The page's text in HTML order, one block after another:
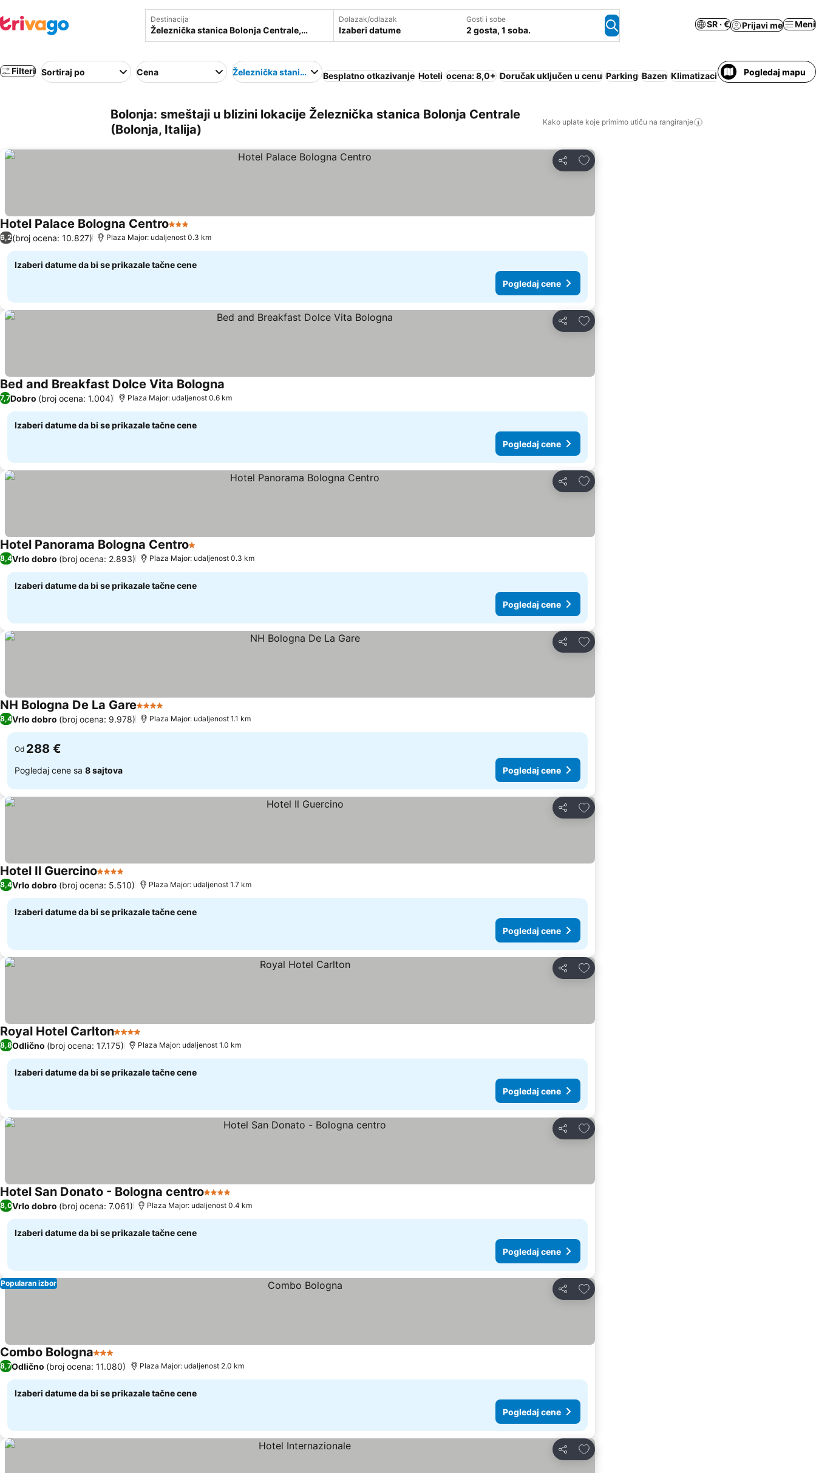
Destinacija Dolazak/odlazak
Izaberi datume
Gosti i sobe
2 gosta, 1 soba.
SR · € Prijavi me Meni
Filteri Sortiraj po Cena Železnička stanica Bolonja Centrale
Besplatno otkazivanje Hoteli ocena: 8,0+ Doručak uključen u cenu Parking Bazen Klimatizacija Apart hotel Nije
Pogledaj mapu
Bolonja: smeštaji u blizini lokacije Železnička stanica Bolonja Centrale
(Bolonja, Italija)
Kako uplate koje primimo utiču na rangiranje
Deli
Dodati u favorite
Hotel Palace Bologna Centro3 Zvezdice
6,2(broj ocena: 10.827) Plaza Major: udaljenost 0.3 km
Izaberi datume da bi se prikazale tačne cene
Pogledaj cene
Deli
Dodati u favorite
Bed and Breakfast Dolce Vita Bologna
7,7Dobro (broj ocena: 1.004) Plaza Major: udaljenost 0.6 km
Izaberi datume da bi se prikazale tačne cene
Pogledaj cene
Deli
Dodati u favorite
Hotel Panorama Bologna Centro1 Zvezdice
8,4Vrlo dobro (broj ocena: 2.893) Plaza Major: udaljenost 0.3 km
Izaberi datume da bi se prikazale tačne cene
Pogledaj cene
Deli
Dodati u favorite
NH Bologna De La Gare4 Zvezdice
8,4Vrlo dobro (broj ocena: 9.978) Plaza Major: udaljenost 1.1 km
Od 288 €
Pogledaj cene sa 8 sajtova Pogledaj cene
Deli
Dodati u favorite
Hotel Il Guercino4 Zvezdice
8,4Vrlo dobro (broj ocena: 5.510) Plaza Major: udaljenost 1.7 km
Izaberi datume da bi se prikazale tačne cene
Pogledaj cene
Deli
Dodati u favorite
Royal Hotel Carlton4 Zvezdice
8,8Odlično (broj ocena: 17.175) Plaza Major: udaljenost 1.0 km
Izaberi datume da bi se prikazale tačne cene
Pogledaj cene
Deli
Dodati u favorite
Hotel San Donato - Bologna centro4 Zvezdice
8,0Vrlo dobro (broj ocena: 7.061) Plaza Major: udaljenost 0.4 km
Izaberi datume da bi se prikazale tačne cene
Pogledaj cene
Deli
Dodati u favorite
Popularan izbor
Combo Bologna3 Zvezdice
8,7Odlično (broj ocena: 11.080) Plaza Major: udaljenost 2.0 km
Izaberi datume da bi se prikazale tačne cene
Pogledaj cene
Deli
Dodati u favorite